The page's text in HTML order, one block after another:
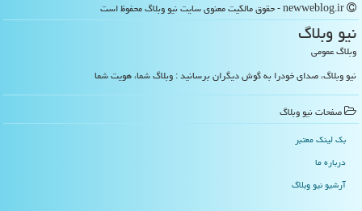
نیو وبلاگ
وبلاگ عمومی
نیو وبلاگ، صدای خودرا به گوش دیگران برسانید : وبلاگ شما، هویت شما
صفحات نیو وبلاگ
بک لینک معتبر
درباره ما
آرشیو نیو وبلاگ